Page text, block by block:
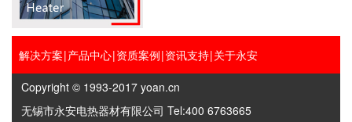
解决方案|产品中心|资质案例|资讯支持|关于永安
Copyright © 1993-2017 yoan.cn
无锡市永安电热器材有限公司 Tel:400 6763665